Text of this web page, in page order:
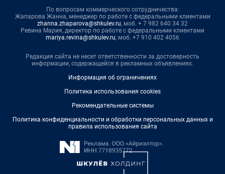
По вопросам коммерческого сотрудничества:
Жапарова Жанна, менеджер по работе с федеральными клиентами
zhanna.zhaparova@shkulev.ru, моб. + 7 982 640 34 32
Ревина Мария, директор по работе с федеральными клиентами
mariya.revina@shkulev.ru, моб. +7 910 402 4056
Редакция сайта не несет ответственности за достоверность
информации, содержащейся в рекламных объявлениях.
Информация об ограничениях
Политика использования cookies
Рекомендательные системы
Политика конфиденциальности и обработки персональных данных и
правила использования сайта